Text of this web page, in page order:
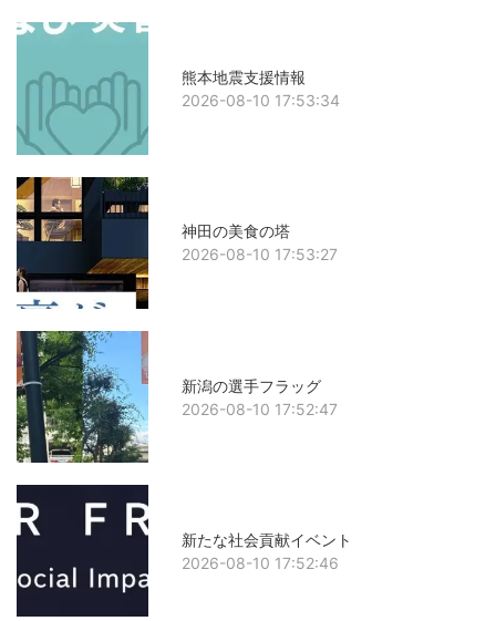
熊本地震支援情報
2026-08-10 17:53:34
神田の美食の塔
2026-08-10 17:53:27
新潟の選手フラッグ
2026-08-10 17:52:47
新たな社会貢献イベント
2026-08-10 17:52:46